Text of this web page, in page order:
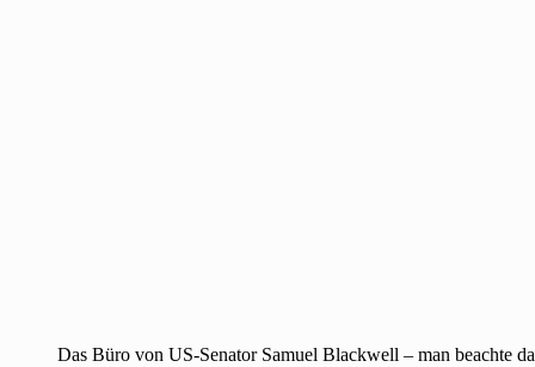
Das Büro von US-Senator Samuel Blackwell – man beachte